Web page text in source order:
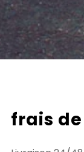
frais